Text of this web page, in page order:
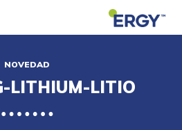
NOVEDAD
LITHIUM-LITIO